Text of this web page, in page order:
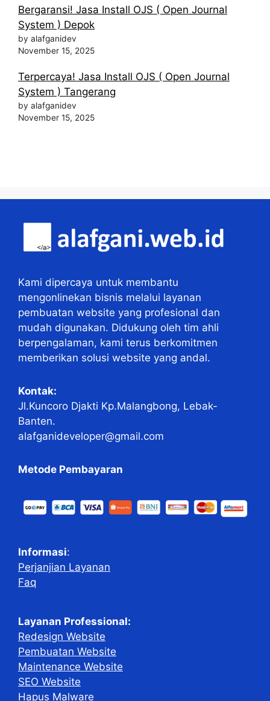
Bergaransi! Jasa Install OJS ( Open Journal
System ) Depok
by alafganidev
November 15, 2025
Terpercaya! Jasa Install OJS ( Open Journal
System ) Tangerang
by alafganidev
November 15, 2025
Kami dipercaya untuk membantu
mengonlinekan bisnis melalui layanan
pembuatan website yang profesional dan
mudah digunakan. Didukung oleh tim ahli
berpengalaman, kami terus berkomitmen
memberikan solusi website yang andal.
Kontak:
Jl.Kuncoro Djakti Kp.Malangbong, Lebak-
Banten.
alafganideveloper@gmail.com
Metode Pembayaran
Informasi:
Perjanjian Layanan
Faq
Layanan Professional:
Redesign Website
Pembuatan Website
Maintenance Website
SEO Website
Hapus Malware